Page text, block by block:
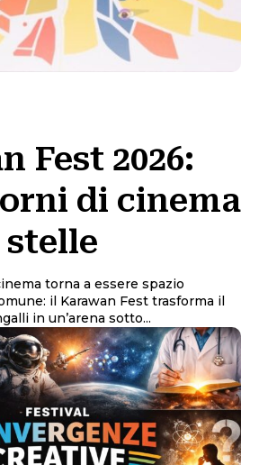
Fest 2026:
di cinema
torna a essere spazio
il Karawan Fest trasforma il
in un’arena sotto...